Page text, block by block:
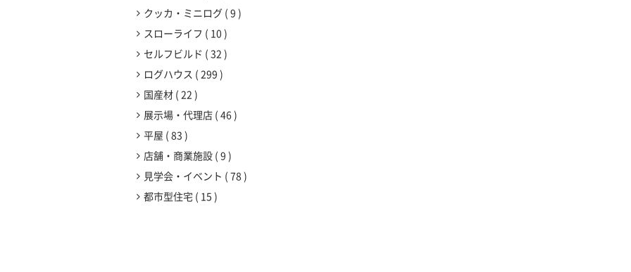
クッカ・ミニログ
9
スローライフ
10
セルフビルド
32
ログハウス
299
国産材 22
展示場・代理店 46
平屋
83
店舗・商業施設 9
見学会・イベント
78
都市型住宅
15